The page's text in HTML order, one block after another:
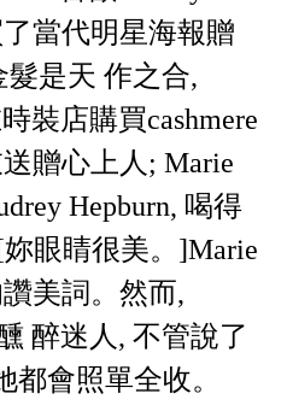
當代明星海報贈
是天 作之合,
裝店購買cashmere
贈心上人; Marie
Hepburn, 喝得
眼睛很美。]Marie
美詞。然而,
醉迷人, 不管說了
都會照單全收。